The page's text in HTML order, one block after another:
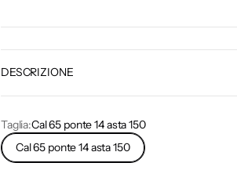
DESCRIZIONE
Taglia:Cal 65 ponte 14 asta 150
Cal 65 ponte 14 asta 150